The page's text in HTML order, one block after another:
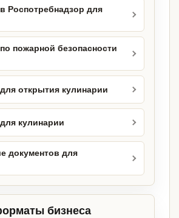
Роспотребнадзор для
пожарной безопасности
открытия кулинарии
кулинарии
документов для
бизнеса